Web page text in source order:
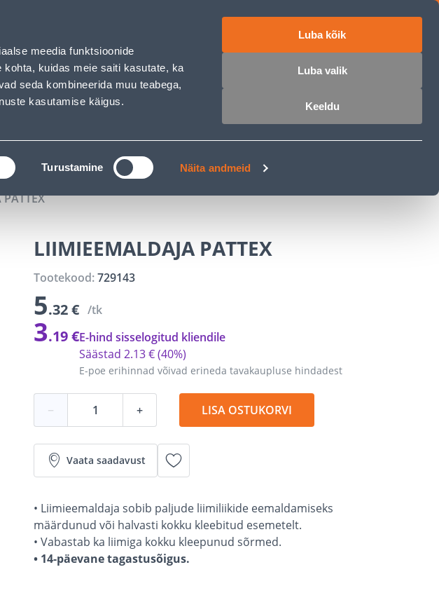
meedia funktsioonide
kuidas meie saiti kasutate, ka
seda kombineerida muu teabega,
kasutamise käigus.
Turustamine Näita andmeid
Luba kõik
Luba valik
Keeldu
Logi sisse
JÄRELMAKS
LIIMIEEMALDAJA PATTEX
Tootekood:729143
5.32 € /tk
3.19 €
E-poe erihinnad võivad erineda tavakaupluse hindadest
Säästad 2.13 €(40%)
E-hind sisselogitud kliendile
− + LISA OSTUKORVI
Vaata saadavust
• Liimieemaldaja sobib paljude liimiliikide eemaldamiseks
määrdunud või halvasti kokku kleebitud esemetelt.
• Vabastab ka liimiga kokku kleepunud sõrmed.
• 14-päevane tagastusõigus.